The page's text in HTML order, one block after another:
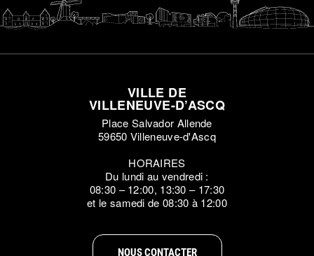
VILLE DE
VILLENEUVE-D’ASCQ
Place Salvador Allende
59650 Villeneuve-d'Ascq
HORAIRES
Du lundi au vendredi :
08:30 – 12:00, 13:30 – 17:30
et le samedi de 08:30 à 12:00
NOUS CONTACTER